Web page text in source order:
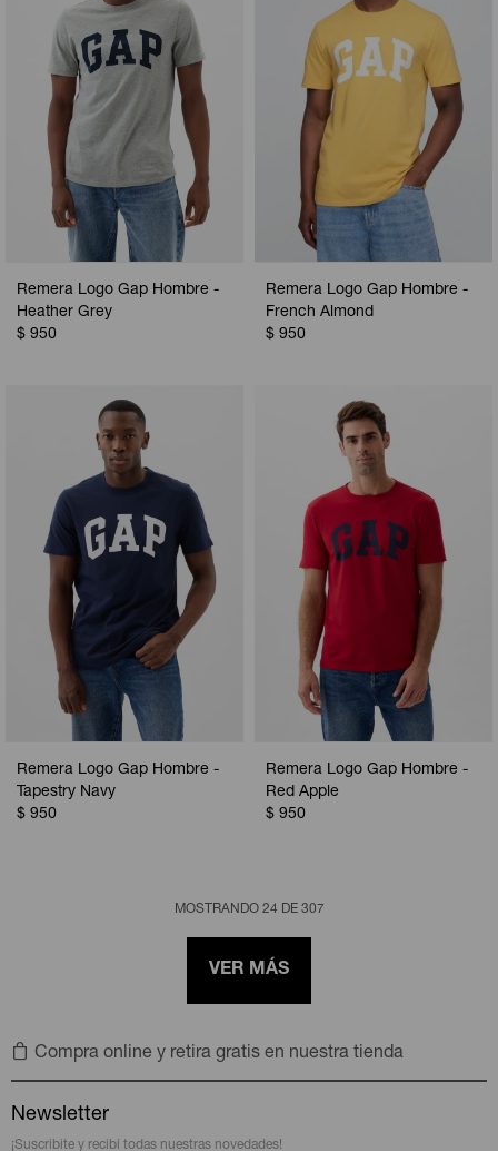
Remera Logo Gap Hombre -
Heather Grey
$ 950
Remera Logo Gap Hombre -
French Almond
$ 950
Remera Logo Gap Hombre -
Tapestry Navy
$ 950
Remera Logo Gap Hombre -
Red Apple
$ 950
MOSTRANDO 24 DE 307
VER MÁS
Compra online y retira gratis en nuestra tienda
Newsletter
¡Suscribite y recibí todas nuestras novedades!